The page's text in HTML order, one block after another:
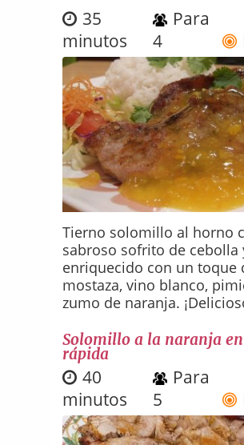
35
minutos
Para
4
Tierno solomillo al horno
sabroso sofrito de cebolla
enriquecido con un toque
mostaza, vino blanco,
zumo de naranja.
Solomillo a la naranja
rápida
40
minutos
Para
5